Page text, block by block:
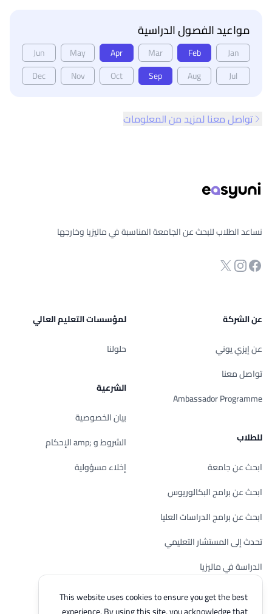
مواعيد الفصول الدراسية
Jan
Feb
Mar
Apr
May
Jun
Jul
Aug
Sep
Oct
Nov
Dec
تواصل معنا لمزيد من المعلومات
This website uses cookies to ensure you get the best
نساعد الطلاب للبحث عن الجامعة المناسبة في ماليزيا وخارجها
صفحة الفيسبوك
انستجرام
Twitter
عن الشركة
عن إيزي يوني
تواصل معنا
Ambassador Programme
للطلاب
ابحث عن جامعة
ابحث عن برامج البكالوريوس
ابحث عن برامج الدراسات العليا
تحدث إلى المستشار التعليمي
الدراسة في ماليزيا
تحقق من أهليتك
لمؤسسات التعليم العالي
حلولنا
الشرعية
بيان الخصوصية
الشروط و ;amp الإحكام
إخلاء مسؤولية